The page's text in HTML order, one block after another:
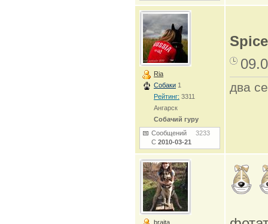
Ria
Собаки 1
Рейтинг: 3311
Ангарск
Собачий гуру
Сообщений 3233
С 2010-03-21
Spice
два
braita